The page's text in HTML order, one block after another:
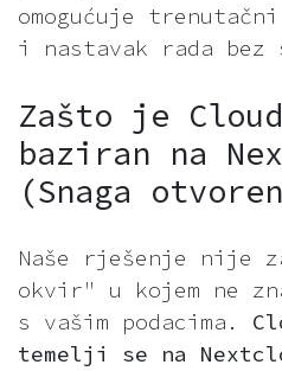
omogućuje
i nastavak rada bez
Zašto je
baziran na
(Snaga
Naše rješenje nije
okvir" u kojem ne
s vašim podacima.
temelji se na